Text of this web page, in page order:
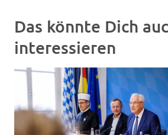
Das könnte Dich
interessieren